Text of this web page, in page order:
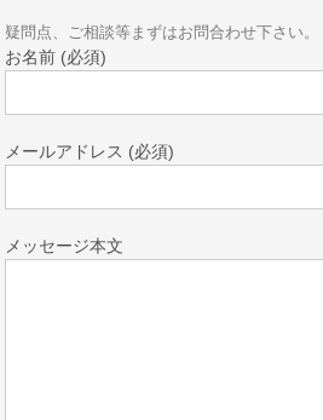
疑問点、ご相談等まずはお問合わせ下さい。
お名前 (必須)
メールアドレス (必須)
メッセージ本文